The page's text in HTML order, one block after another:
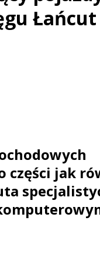
wygrywa IndyCar w
Kia Sportage – osiągi, wersje
Łańcut
części jak